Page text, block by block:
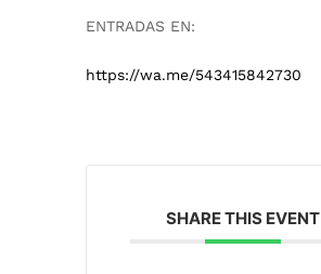
ENTRADAS EN:
https://wa.me/543415842730
SHARE THIS EVENT